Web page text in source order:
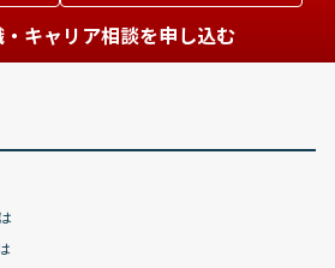
キャリア相談を申し込む